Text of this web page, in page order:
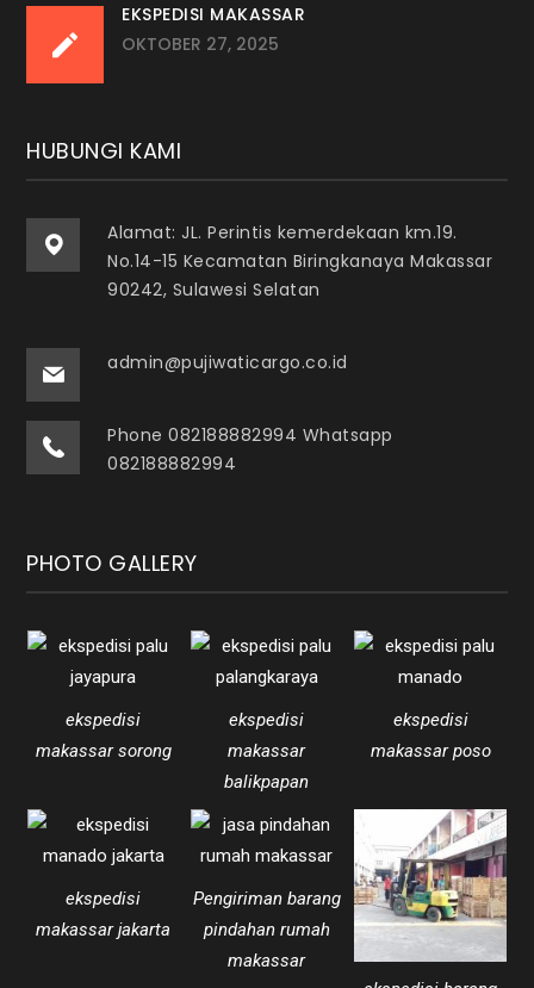
EKSPEDISI MAKASSAR
OKTOBER 27, 2025
HUBUNGI KAMI
Alamat: JL. Perintis kemerdekaan km.19.
No.14-15 Kecamatan Biringkanaya Makassar
90242, Sulawesi Selatan
admin@pujiwaticargo.co.id
Phone 082188882994 Whatsapp
082188882994
PHOTO GALLERY
ekspedisi
makassar sorong
ekspedisi
makassar
balikpapan
ekspedisi
makassar poso
ekspedisi
makassar jakarta
Pengiriman barang
pindahan rumah
makassar